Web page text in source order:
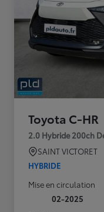
Toyota C-HR
2.0 Hybride 200ch
SAINT VICTORET
HYBRIDE
Mise en circulation
02-2025